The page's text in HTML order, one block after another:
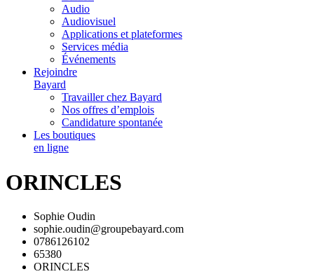
Audio
Audiovisuel
Applications et plateformes
Services média
Événements
Rejoindre
Bayard
Travailler chez Bayard
Nos offres d’emplois
Candidature spontanée
Les boutiques
en ligne
ORINCLES
Sophie Oudin
sophie.oudin@groupebayard.com
0786126102
65380
ORINCLES